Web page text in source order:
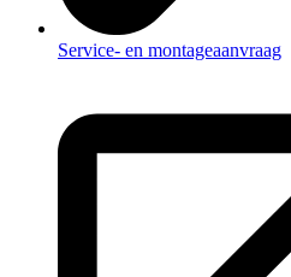
Service- en montageaanvraag